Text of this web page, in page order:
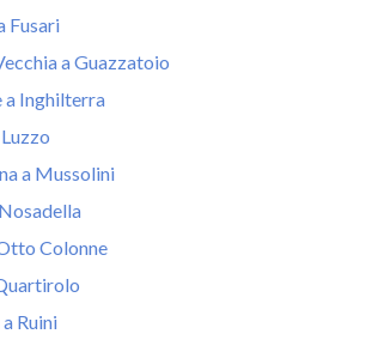
Fusari
a Guazzatoio
a Inghilterra
a Mussolini
Colonne
Ruini